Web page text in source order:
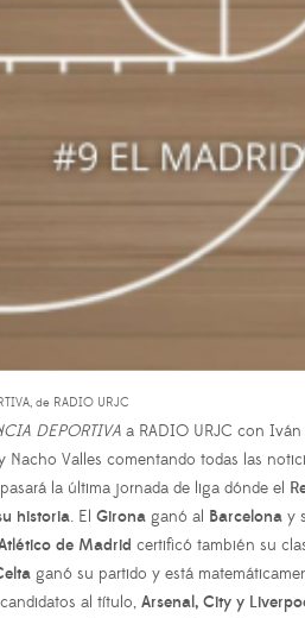
de RADIO URJC
DEPORTIVA a RADIO URJC con
Nacho Valles comentando todas las
la última jornada de liga dónde el
historia. El Girona ganó al Barcelona y
de Madrid certificó también su
ganó su partido y está
al título, Arsenal, City y